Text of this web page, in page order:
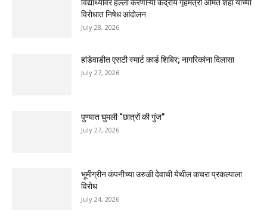
विद्यार्थ्यांवर हल्ला करणाऱ्या केंद्रीय गृहमंत्री अमित शहा यांच्या
विरोधात निषेध आंदोलन
July 28, 2026
हांडेवाडीत एसटी स्मार्ट कार्ड शिबिर; नागरिकांना दिलासा
July 27, 2026
पुण्यात घुमली “छात्रों की गुंज”
July 27, 2026
भूमीग्रीन कंपनीच्या उरुळी देवाची येथील कचरा प्रकल्पाला
विरोध
July 24, 2026